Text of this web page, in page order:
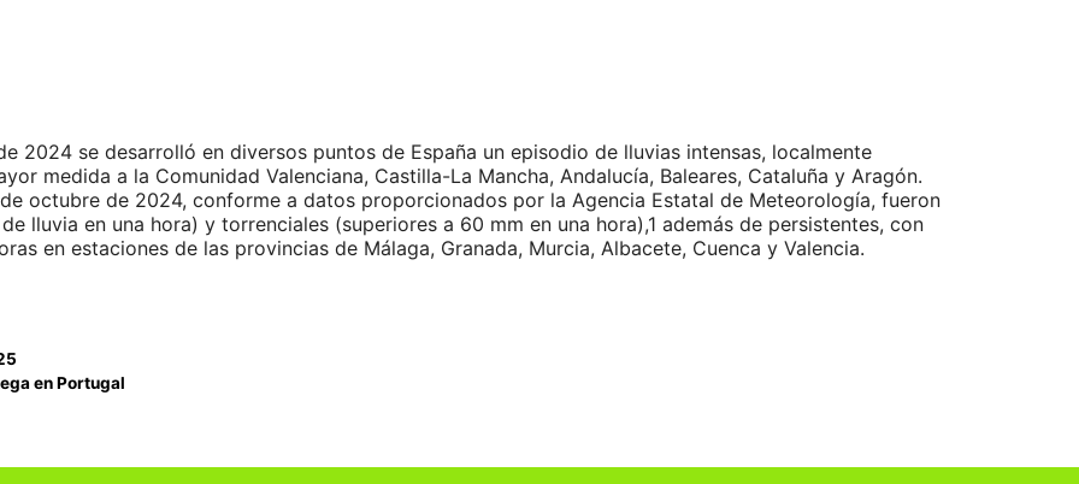
2024 se desarrolló en diversos puntos de España un episodio de lluvias intensas, localmente
medida a la Comunidad Valenciana, Castilla-La Mancha, Andalucía, Baleares, Cataluña y Aragón.
octubre de 2024, conforme a datos proporcionados por la Agencia Estatal de Meteorología, fueron
lluvia en una hora) y torrenciales (superiores a 60 mm en una hora),1 además de persistentes, con
en estaciones de las provincias de Málaga, Granada, Murcia, Albacete, Cuenca y Valencia.
en Portugal